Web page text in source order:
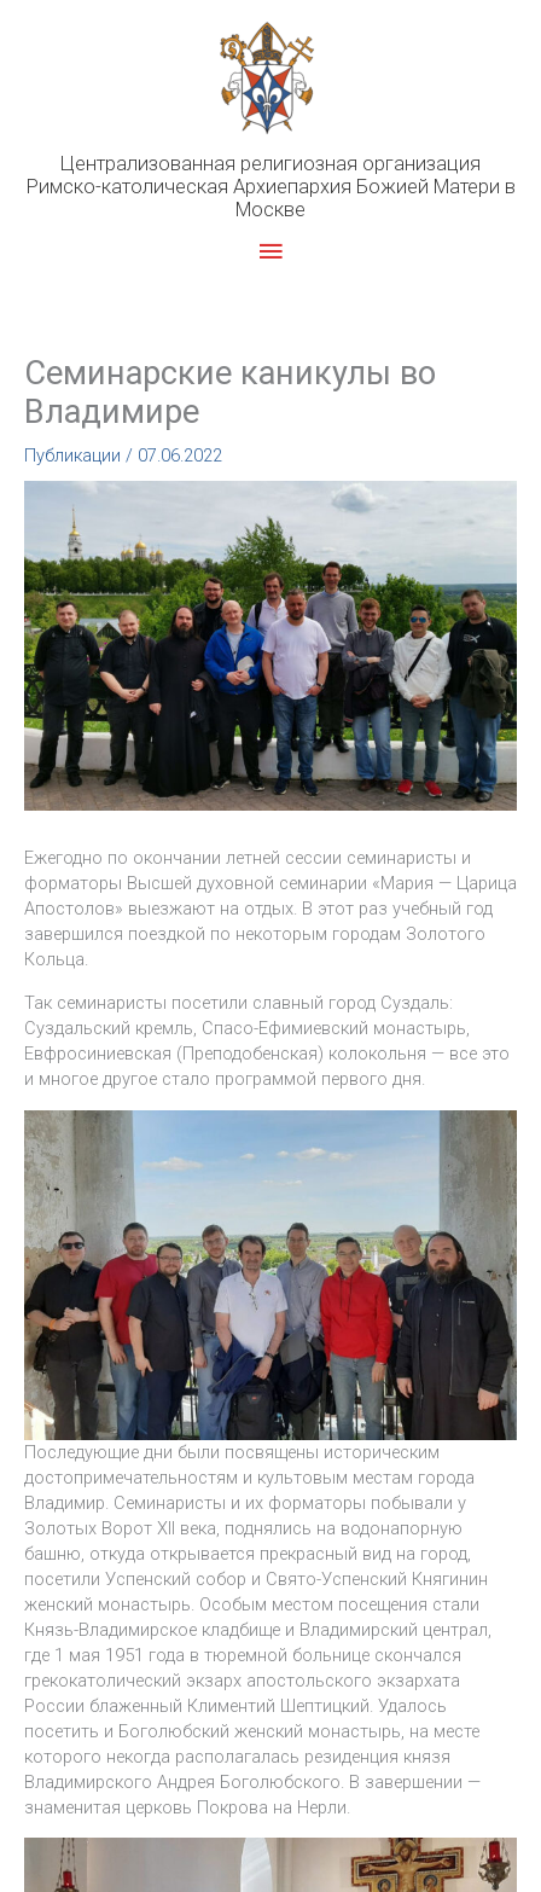
Централизованная религиозная организация
Римско-католическая Архиепархия Божией Матери в
Москве
Главное
Семинарские каникулы во
Владимире
Публикации / 07.06.2022
Ежегодно по окончании летней сессии семинаристы и
форматоры Высшей духовной семинарии «Мария — Царица
Апостолов» выезжают на отдых. В этот раз учебный год
завершился поездкой по некоторым городам Золотого
Кольца.
Так семинаристы посетили славный город Суздаль:
Суздальский кремль, Спасо-Ефимиевский монастырь,
Евфросиниевская (Преподобенская) колокольня — все это
и многое другое стало программой первого дня.
Последующие дни были посвящены историческим
достопримечательностям и культовым местам города
Владимир. Семинаристы и их форматоры побывали у
Золотых Ворот XII века, поднялись на водонапорную
башню, откуда открывается прекрасный вид на город,
посетили Успенский собор и Свято-Успенский Княгинин
женский монастырь. Особым местом посещения стали
Князь-Владимирское кладбище и Владимирский централ,
где 1 мая 1951 года в тюремной больнице скончался
грекокатолический экзарх апостольского экзархата
России блаженный Климентий Шептицкий. Удалось
посетить и Боголюбский женский монастырь, на месте
которого некогда располагалась резиденция князя
Владимирского Андрея Боголюбского. В завершении —
знаменитая церковь Покрова на Нерли.